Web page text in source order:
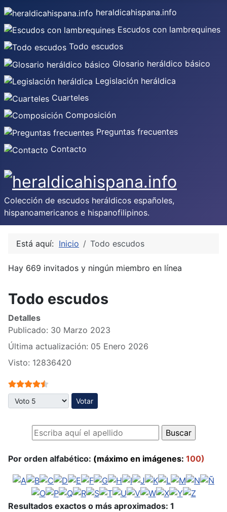
heraldicahispana.info
Escudos con lambrequines
Todo escudos
Glosario heráldico básico
Legislación heráldica
Cuarteles
Composición
Preguntas frecuentes
Contacto
Colección de escudos heráldicos españoles,
hispanoamericanos e hispanofilipinos.
Está aquí: Inicio Todo escudos
Hay 669 invitados y ningún miembro en línea
Todo escudos
Detalles
Publicado: 30 Marzo 2023
Última actualización: 05 Enero 2026
Visto: 12836420
Ratio:4.5/
Por favor, vote
Por orden alfabético: (máximo en imágenes: 100)
Resultados exactos o más aproximados: 1